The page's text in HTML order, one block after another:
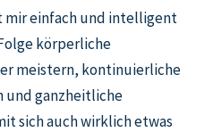
mir einfach und intelligent
körperliche
meistern, kontinuierliche
und ganzheitliche
sich auch wirklich etwas